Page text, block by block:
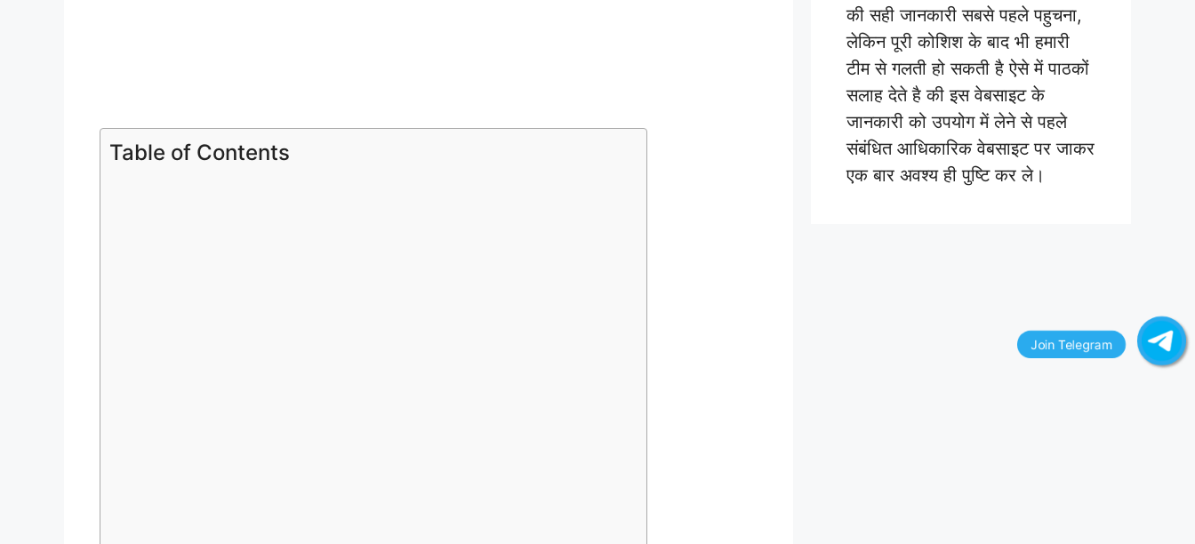
Table of Contents
की सही जानकारी सबसे पहले पहुचना,
लेकिन पूरी कोशिश के बाद भी हमारी
टीम से गलती हो सकती है ऐसे में पाठकों
सलाह देते है की इस वेबसाइट के
जानकारी को उपयोग में लेने से पहले
संबंधित आधिकारिक वेबसाइट पर जाकर
एक बार अवश्य ही पुष्टि कर ले।